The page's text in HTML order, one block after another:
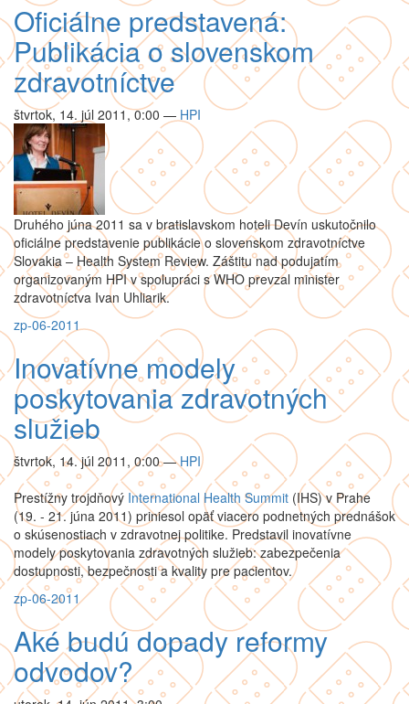
Oficiálne predstavená:
Publikácia o slovenskom
zdravotníctve
štvrtok, 14. júl 2011, 0:00 — HPI
Druhého júna 2011 sa v bratislavskom hoteli Devín uskutočnilo
oficiálne predstavenie publikácie o slovenskom zdravotníctve
Slovakia – Health System Review. Záštitu nad podujatím
organizovaným HPI v spolupráci s WHO prevzal minister
zdravotníctva Ivan Uhliarik.
zp-06-2011
Inovatívne modely
poskytovania zdravotných
služieb
štvrtok, 14. júl 2011, 0:00 — HPI
Prestížny trojdňový International Health Summit (IHS) v Prahe
(19. - 21. júna 2011) priniesol opäť viacero podnetných prednášok
o skúsenostiach v zdravotnej politike. Predstavil inovatívne
modely poskytovania zdravotných služieb: zabezpečenia
dostupnosti, bezpečnosti a kvality pre pacientov.
zp-06-2011
Aké budú dopady reformy
odvodov?